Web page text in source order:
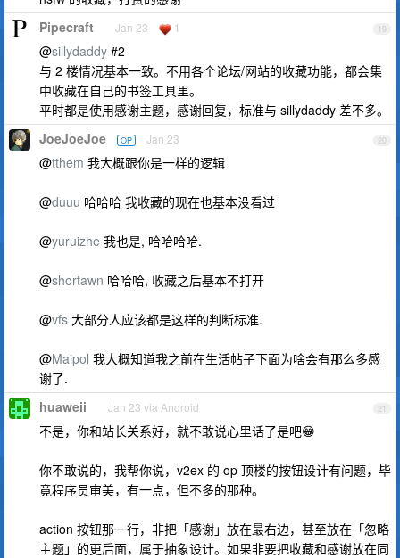
19
Pipecraft Jan 23 1
@sillydaddy #2
与 2 楼情况基本一致。不用各个论坛/网站的收藏功能，都会集
中收藏在自己的书签工具里。
平时都是使用感谢主题，感谢回复，标准与 sillydaddy 差不多。
20
JoeJoeJoe OP Jan 23
@tthem 我大概跟你是一样的逻辑
@duuu 哈哈哈 我收藏的现在也基本没看过
@yuruizhe 我也是, 哈哈哈哈.
@shortawn 哈哈哈, 收藏之后基本不打开
@vfs 大部分人应该都是这样的判断标准.
@Maipol 我大概知道我之前在生活帖子下面为啥会有那么多感
谢了.
21
huaweii Jan 23 via Android
不是，你和站长关系好，就不敢说心里话了是吧😁
你不敢说的，我帮你说，v2ex 的 op 顶楼的按钮设计有问题，毕
竟程序员审美，有一点，但不多的那种。
action 按钮那一行，非把「感谢」放在最右边，甚至放在「忽略
主题」的更后面，属于抽象设计。如果非要把收藏和感谢放在同